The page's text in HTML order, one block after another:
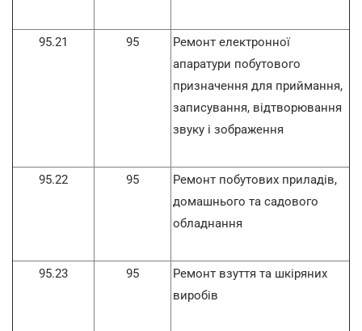
95.21 95
Ремонт електронної
апаратури побутового
призначення для приймання,
записування, відтворювання
звуку і зображення
95.22 95
Ремонт побутових приладів,
домашнього та садового
обладнання
95.23 95
Ремонт взуття та шкіряних
виробів